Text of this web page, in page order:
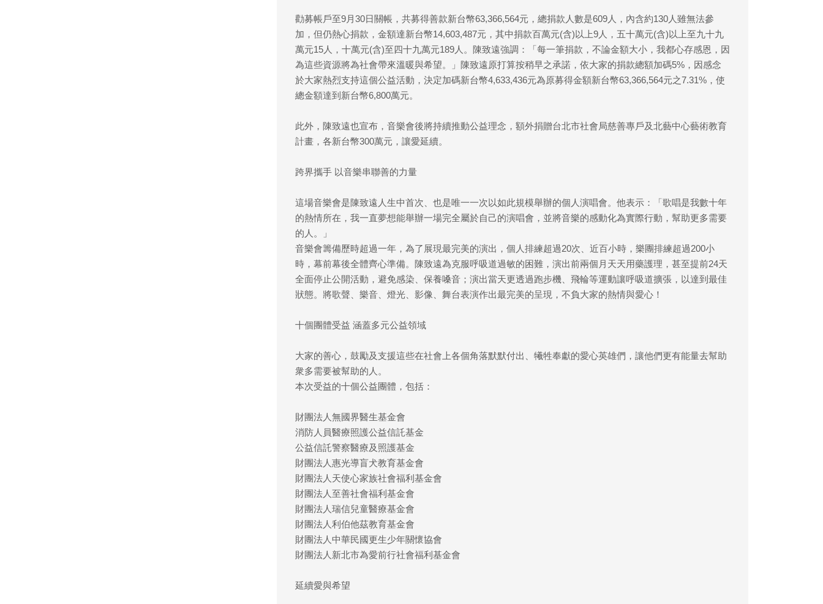
勸募帳戶至9月30日關帳，共募得善款新台幣63,366,564元，總捐款人數是609人，內含約130人雖無法參
加，但仍熱心捐款，金額達新台幣14,603,487元，其中捐款百萬元(含)以上9人，五十萬元(含)以上至九十九
萬元15人，十萬元(含)至四十九萬元189人。陳致遠強調：「每一筆捐款，不論金額大小，我都心存感恩，因
為這些資源將為社會帶來溫暖與希望。」陳致遠原打算按稍早之承諾，依大家的捐款總額加碼5%，因感念
於大家熱烈支持這個公益活動，決定加碼新台幣4,633,436元為原募得金額新台幣63,366,564元之7.31%，使
總金額達到新台幣6,800萬元。
此外，陳致遠也宣布，音樂會後將持續推動公益理念，額外捐贈台北市社會局慈善專戶及北藝中心藝術教育
計畫，各新台幣300萬元，讓愛延續。
跨界攜手 以音樂串聯善的力量
這場音樂會是陳致遠人生中首次、也是唯一一次以如此規模舉辦的個人演唱會。他表示：「歌唱是我數十年
的熱情所在，我一直夢想能舉辦一場完全屬於自己的演唱會，並將音樂的感動化為實際行動，幫助更多需要
的人。」
音樂會籌備歷時超過一年，為了展現最完美的演出，個人排練超過20次、近百小時，樂團排練超過200小
時，幕前幕後全體齊心準備。陳致遠為克服呼吸道過敏的困難，演出前兩個月天天用藥護理，甚至提前24天
全面停止公開活動，避免感染、保養嗓音；演出當天更透過跑步機、飛輪等運動讓呼吸道擴張，以達到最佳
狀態。將歌聲、樂音、燈光、影像、舞台表演作出最完美的呈現，不負大家的熱情與愛心！
十個團體受益 涵蓋多元公益領域
大家的善心，鼓勵及支援這些在社會上各個角落默默付出、犧牲奉獻的愛心英雄們，讓他們更有能量去幫助
衆多需要被幫助的人。
本次受益的十個公益團體，包括：
財團法人無國界醫生基金會
消防人員醫療照護公益信託基金
公益信託警察醫療及照護基金
財團法人惠光導盲犬教育基金會
財團法人天使心家族社會福利基金會
財團法人至善社會福利基金會
財團法人瑞信兒童醫療基金會
財團法人利伯他茲教育基金會
財團法人中華民國更生少年關懷協會
財團法人新北市為愛前行社會福利基金會
延續愛與希望